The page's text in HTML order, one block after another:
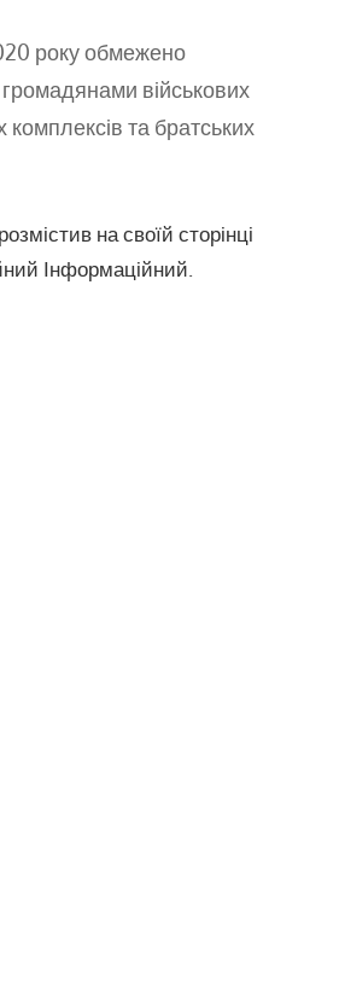
року обмежено
громадянами військових
та братських
на своїй сторінці
Інформаційний.